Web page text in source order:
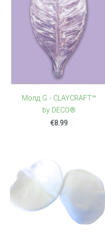
Молд G - CLAYCRAFT™
by DECO®
€8.99